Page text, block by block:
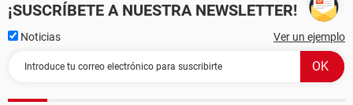
¡SUSCRÍBETE A NUESTRA NEWSLETTER!
Noticias Ver un ejemplo